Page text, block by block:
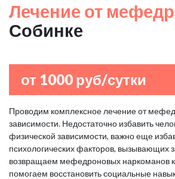
Лечение от
Собинке
от 1000 руб/сутки
Проводим комплексное лечение от
зависимости. Недостаточно избавить
физической зависимости, важно еще
психологических факторов, вызывающих
возвращаем мефедроновых наркоманов
помогаем восстановить социальные